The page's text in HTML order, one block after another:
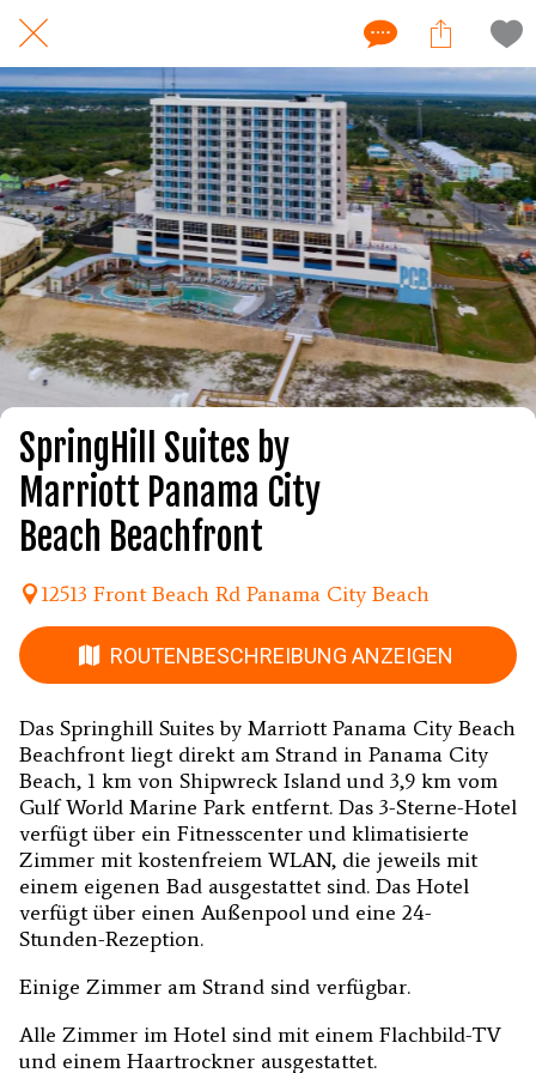
SpringHill Suites by
Marriott Panama City
Beach Beachfront
12513 Front Beach Rd Panama City Beach
ROUTENBESCHREIBUNG ANZEIGEN
Das Springhill Suites by Marriott Panama City Beach
Beachfront liegt direkt am Strand in Panama City
Beach, 1 km von Shipwreck Island und 3,9 km vom
Gulf World Marine Park entfernt. Das 3-Sterne-Hotel
verfügt über ein Fitnesscenter und klimatisierte
Zimmer mit kostenfreiem WLAN, die jeweils mit
einem eigenen Bad ausgestattet sind. Das Hotel
verfügt über einen Außenpool und eine 24-
Stunden-Rezeption.
Einige Zimmer am Strand sind verfügbar.
Alle Zimmer im Hotel sind mit einem Flachbild-TV
und einem Haartrockner ausgestattet.